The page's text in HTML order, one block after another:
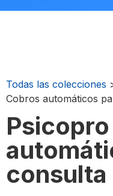
Todas las colecciones
Cobros automáticos
consulta